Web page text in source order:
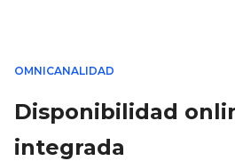
OMNICANALIDAD
Disponibilidad
integrada